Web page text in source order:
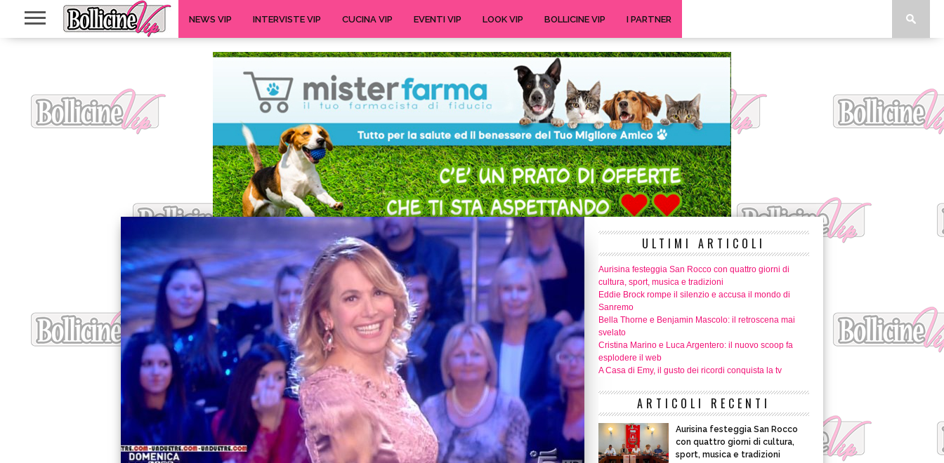
NEWS VIP INTERVISTE VIP CUCINA VIP EVENTI VIP LOOK VIP BOLLICINE VIP I PARTNER
ULTIMI ARTICOLI
Aurisina festeggia San Rocco con quattro giorni di
cultura, sport, musica e tradizioni
Eddie Brock rompe il silenzio e accusa il mondo di
Sanremo
Bella Thorne e Benjamin Mascolo: il retroscena mai
svelato
Cristina Marino e Luca Argentero: il nuovo scoop fa
esplodere il web
A Casa di Emy, il gusto dei ricordi conquista la tv
ARTICOLI RECENTI
Aurisina festeggia San Rocco
con quattro giorni di cultura,
sport, musica e tradizioni